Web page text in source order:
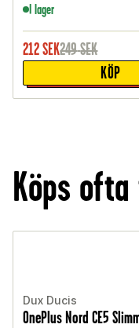
I lager
212SEK249SEK
KÖP
Köps
Dux Ducis
OnePlus Nord CE5